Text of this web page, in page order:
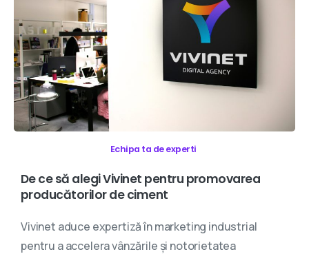
Echipa ta de experti
Decesă alegiVivinet pentru promovarea
producătorilordeciment
Vivinet aduce expertiză în marketing industrial
pentru a accelera vânzările și notorietatea